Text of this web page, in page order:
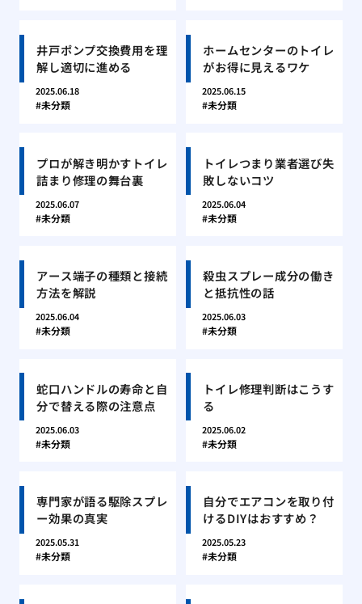
井戸ポンプ交換費用を理
解し適切に進める
2025.06.18
未分類
ホームセンターのトイレ
がお得に見えるワケ
2025.06.15
未分類
プロが解き明かすトイレ
詰まり修理の舞台裏
2025.06.07
未分類
トイレつまり業者選び失
敗しないコツ
2025.06.04
未分類
アース端子の種類と接続
方法を解説
2025.06.04
未分類
殺虫スプレー成分の働き
と抵抗性の話
2025.06.03
未分類
蛇口ハンドルの寿命と自
分で替える際の注意点
2025.06.03
未分類
トイレ修理判断はこうす
る
2025.06.02
未分類
専門家が語る駆除スプレ
ー効果の真実
2025.05.31
未分類
自分でエアコンを取り付
けるDIYはおすすめ？
2025.05.23
未分類